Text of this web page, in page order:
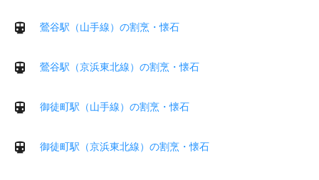
鶯谷駅（山手線）の割烹・懐石
鶯谷駅（京浜東北線）の割烹・懐石
御徒町駅（山手線）の割烹・懐石
御徒町駅（京浜東北線）の割烹・懐石